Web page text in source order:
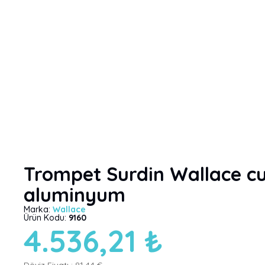
Trompet Surdin Wallace
aluminyum
Marka: Wallace
Ürün Kodu: 9160
4.536,21 ₺